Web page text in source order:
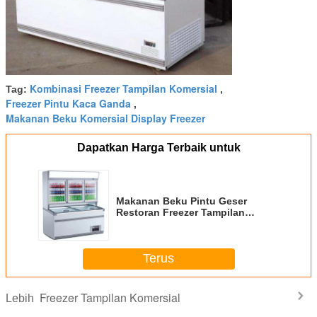
Tag: Kombinasi Freezer Tampilan Komersial ,
Freezer Pintu Kaca Ganda ,
Makanan Beku Komersial Display Freezer
Dapatkan Harga Terbaik untuk
Makanan Beku Pintu Geser
Restoran Freezer Tampilan
Terus
Lebih Freezer Tampilan Komersial